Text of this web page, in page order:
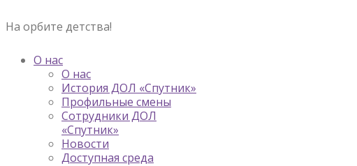
На орбите детства!
О нас
О нас
История ДОЛ «Спутник»
Профильные смены
Сотрудники ДОЛ
«Спутник»
Новости
Доступная среда